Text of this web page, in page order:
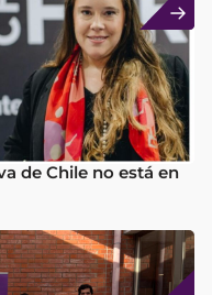
de Chile no está en